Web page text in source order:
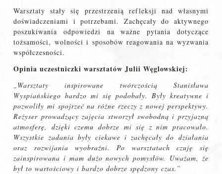
Warsztaty stały się przestrzenią refleksji nad własnymi
doświadczeniami i potrzebami. Zachęcały do aktywnego
poszukiwania odpowiedzi na ważne pytania dotyczące
tożsamości, wolności i sposobów reagowania na wyzwania
współczesności.
Opinia uczestniczki warsztatów Julii Węglowskiej:
„Warsztaty inspirowane twórczością Stanisława
Wyspiańskiego bardzo mi się podobały. Były kreatywne i
pozwoliły mi spojrzeć na różne rzeczy z nowej perspektywy.
Reżyser prowadzący zajęcia stworzył swobodną i przyjazną
atmosferę, dzięki czemu dobrze mi się z nim pracowało.
Wszystkie zadania były ciekawe i zachęcały do działania
oraz rozwijania wyobraźni. Po warsztatach czuję się
zainspirowana i mam dużo nowych pomysłów. Uważam, że
był to wartościowy i bardzo dobrze spędzony czas.”